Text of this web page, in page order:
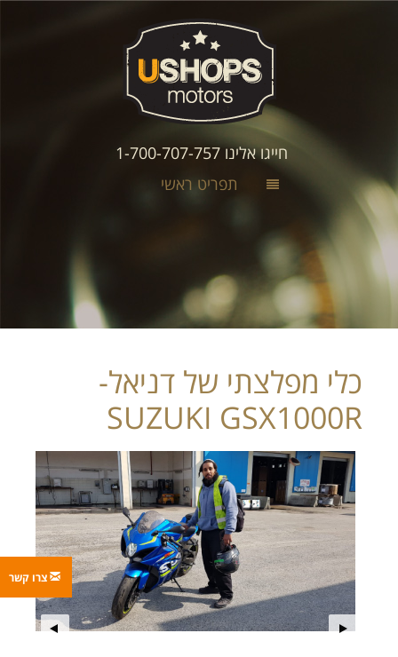
חייגו אלינו 1-700-707-757
תפריט ראשי
כלי מפלצתי של דניאל-
SUZUKI GSX1000R
צרו קשר